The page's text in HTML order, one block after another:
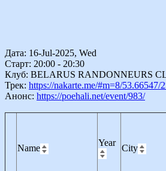
Дата: 16-Jul-2025, Wed
Старт: 20:00 - 20:30
Клуб: BELARUS RANDONNEURS
Трек: https://nakarte.me/#m=8/
Анонс: https://poehali.net/event/983/
Name
Year
City